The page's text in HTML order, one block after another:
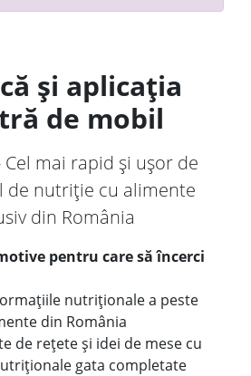
și aplicația
de mobil
Cel mai rapid și ușor de
de nutriție cu alimente
din România
pentru care să încerci
nutriționale a peste
din România
de rețete și idei de mese cu
gata completate